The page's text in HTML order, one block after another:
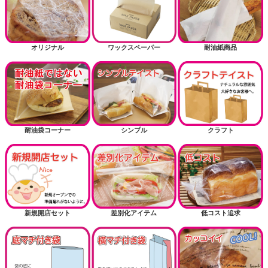
オリジナル ワックスペーパー 耐油紙商品
耐油袋コーナー シンプル クラフト
新規開店セット 差別化アイテム 低コスト追求